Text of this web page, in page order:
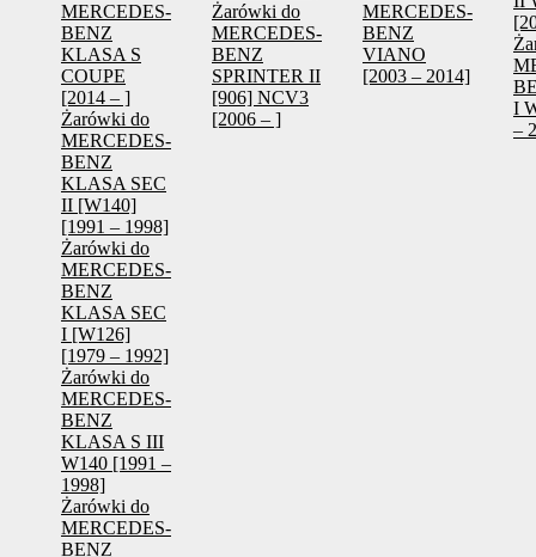
MERCEDES-
BENZ
KLASA S
COUPE
[2014 – ]
Żarówki do
MERCEDES-
BENZ
KLASA SEC
II [W140]
[1991 – 1998]
Żarówki do
MERCEDES-
BENZ
KLASA SEC
I [W126]
[1979 – 1992]
Żarówki do
MERCEDES-
BENZ
KLASA S III
W140 [1991 –
1998]
Żarówki do
MERCEDES-
BENZ
Żarówki do
MERCEDES-
BENZ
SPRINTER II
[906] NCV3
[2006 – ]
MERCEDES-
BENZ
VIANO
[2003 – 2014]
I
–